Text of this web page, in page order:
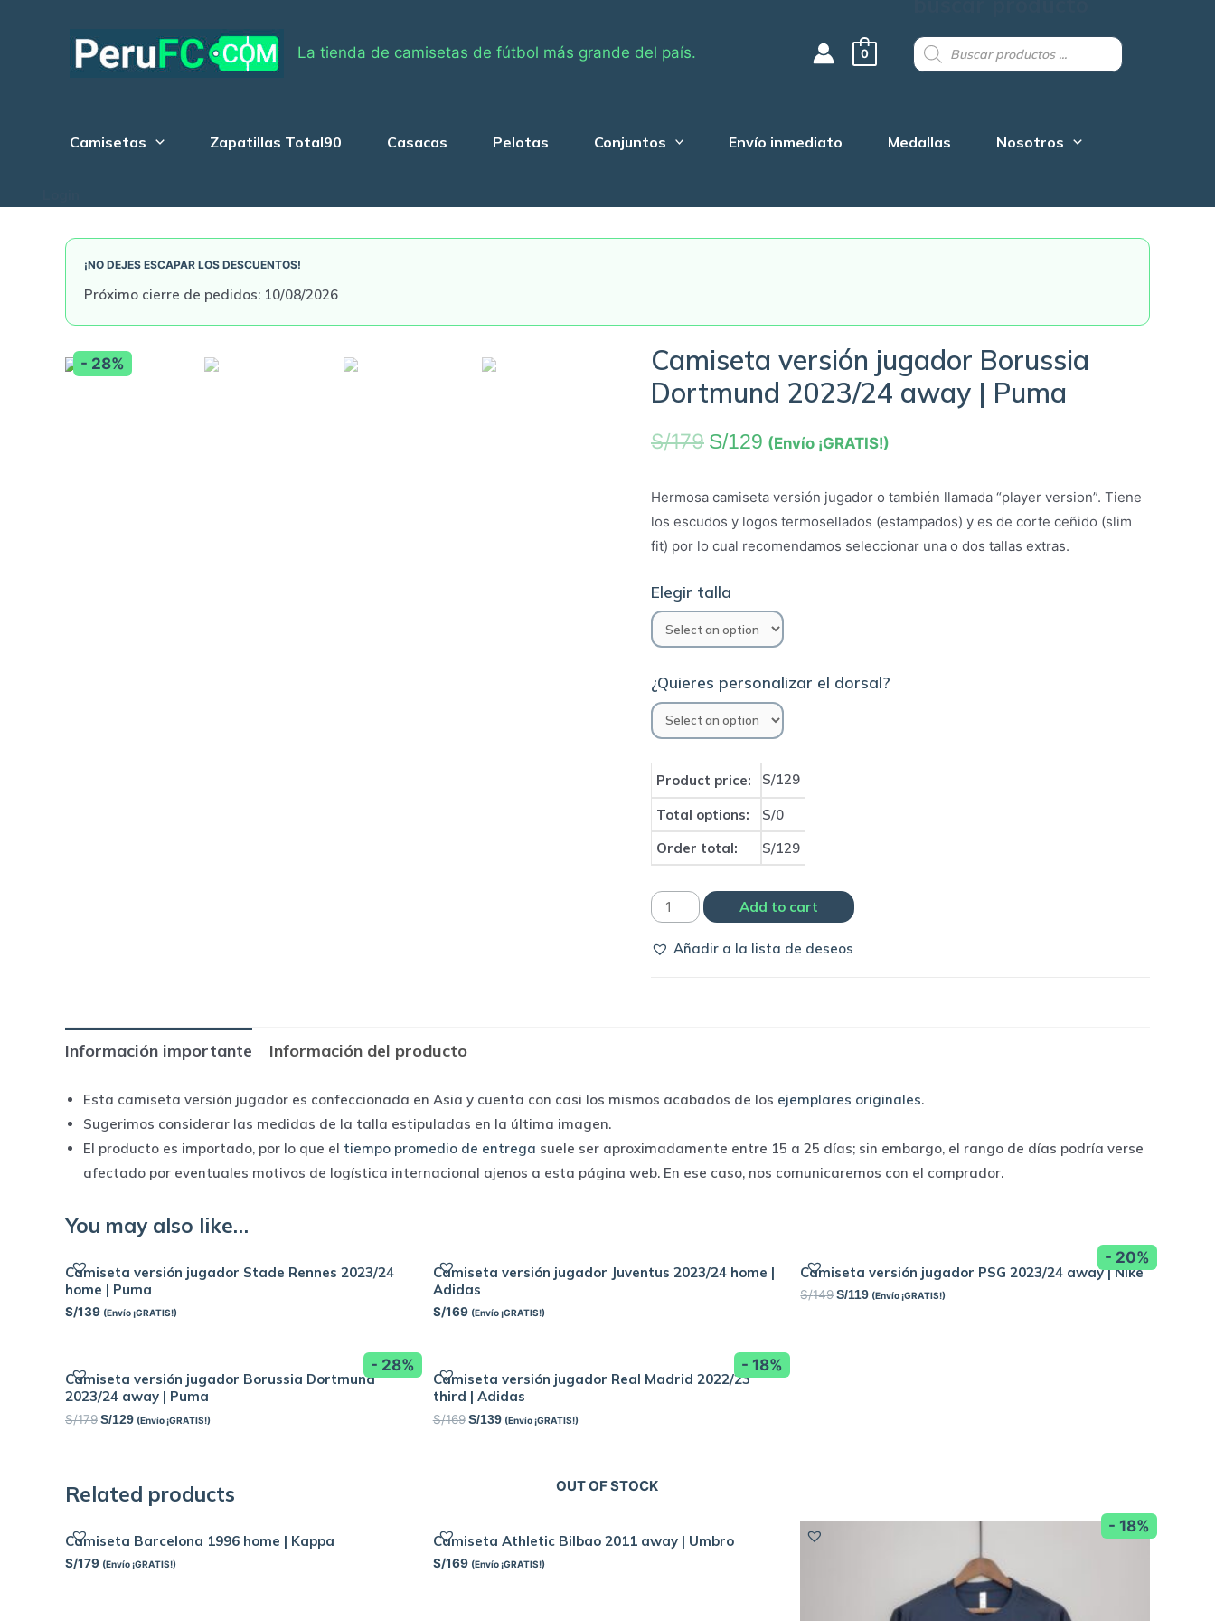
La tienda de camisetas de fútbol más grande del país. 0
Products
search
Camisetas Zapatillas Total90 Casacas Pelotas Conjuntos Envío inmediato Medallas Nosotros
¡NO DEJES ESCAPAR LOS DESCUENTOS!
Próximo cierre de pedidos: 10/08/2026
- 28%
Camiseta versión jugador Borussia
Dortmund 2023/24 away | Puma
S/179 S/129 (Envío ¡GRATIS!)
Hermosa camiseta versión jugador o también llamada “player version”. Tiene
los escudos y logos termosellados (estampados) y es de corte ceñido (slim
fit) por lo cual recomendamos seleccionar una o dos tallas extras.
Elegir talla
¿Quieres personalizar el dorsal?
Product price: S/129
Total options:
S/0
Order total:
S/129
Camiseta
jugador
Puma
Add to cart
Añadir a la lista de deseos
Información importante Información del producto
Esta camiseta versión jugador es confeccionada en Asia y cuenta con casi los mismos acabados de los ejemplares originales.
Sugerimos considerar las medidas de la talla estipuladas en la última imagen.
El producto es importado, por lo que el tiempo promedio de entrega suele ser aproximadamente entre 15 a 25 días; sin embargo, el rango de días podría verse
afectado por eventuales motivos de logística internacional ajenos a esta página web. En ese caso, nos comunicaremos con el comprador.
You may also like…
Camiseta versión jugador Stade Rennes 2023/24
home | Puma
S/139 (Envío ¡GRATIS!)
Camiseta versión jugador Juventus 2023/24 home |
Adidas
S/169 (Envío ¡GRATIS!)
- 20%
Camiseta versión jugador PSG 2023/24 away | Nike
S/149 S/119 (Envío ¡GRATIS!)
- 28%
Camiseta versión jugador Borussia Dortmund
2023/24 away | Puma
S/179 S/129 (Envío ¡GRATIS!)
- 18%
Camiseta versión jugador Real Madrid 2022/23
third | Adidas
S/169 S/139 (Envío ¡GRATIS!)
Related products
Camiseta Barcelona 1996 home | Kappa
S/179 (Envío ¡GRATIS!)
OUT OF STOCK
Camiseta Athletic Bilbao 2011 away | Umbro
S/169 (Envío ¡GRATIS!)
- 18%